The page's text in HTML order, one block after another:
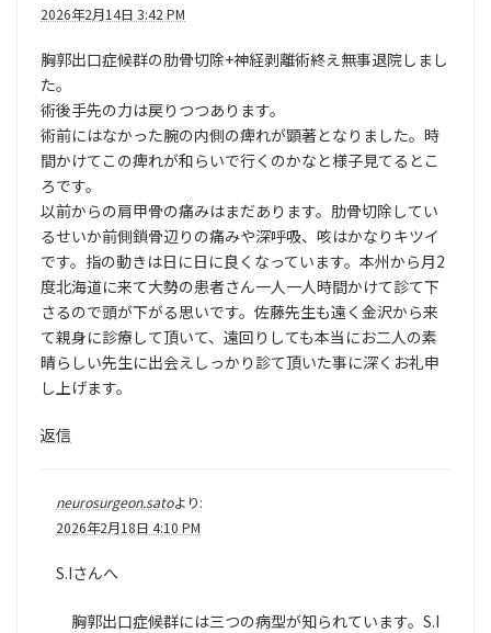
2026年2月14日 3:42 PM
胸郭出口症候群の肋骨切除+神経剥離術終え無事退院しまし
た。
術後手先の力は戻りつつあります。
術前にはなかった腕の内側の痺れが顕著となりました。時
間かけてこの痺れが和らいで行くのかなと様子見てるとこ
ろです。
以前からの肩甲骨の痛みはまだあります。肋骨切除してい
るせいか前側鎖骨辺りの痛みや深呼吸、咳はかなりキツイ
です。指の動きは日に日に良くなっています。本州から月2
度北海道に来て大勢の患者さん一人一人時間かけて診て下
さるので頭が下がる思いです。佐藤先生も遠く金沢から来
て親身に診療して頂いて、遠回りしても本当にお二人の素
晴らしい先生に出会えしっかり診て頂いた事に深くお礼申
し上げます。
返信
neurosurgeon.satoより:
2026年2月18日 4:10 PM
S.Iさんへ
胸郭出口症候群には三つの病型が知られています。S.I